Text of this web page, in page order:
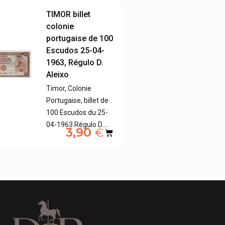
TIMOR billet
colonie
portugaise de 100
Escudos 25-04-
1963, Régulo D.
Aleixo
Timor, Colonie
Portugaise, billet de
100 Escudos du 25-
04-1963 Régulo D.…
3,90 €